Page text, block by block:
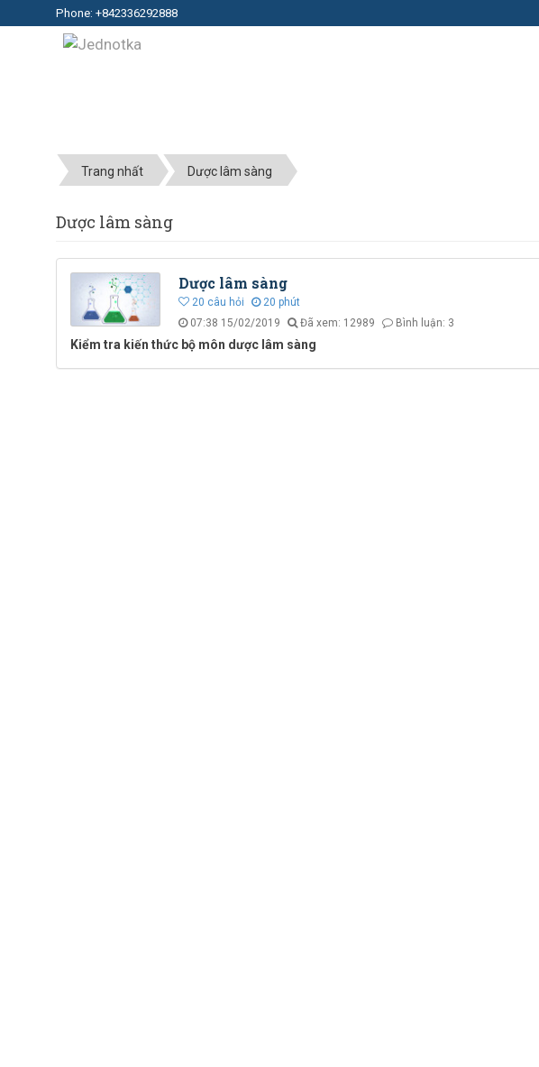
Phone: +842336292888
Trang nhất Dược lâm sàng
Dược lâm sàng
Dược lâm sàng
20 câu hỏi 20 phút
07:38 15/02/2019
Đã xem: 12989 Bình luận: 3
Kiểm tra kiến thức bộ môn dược lâm sàng